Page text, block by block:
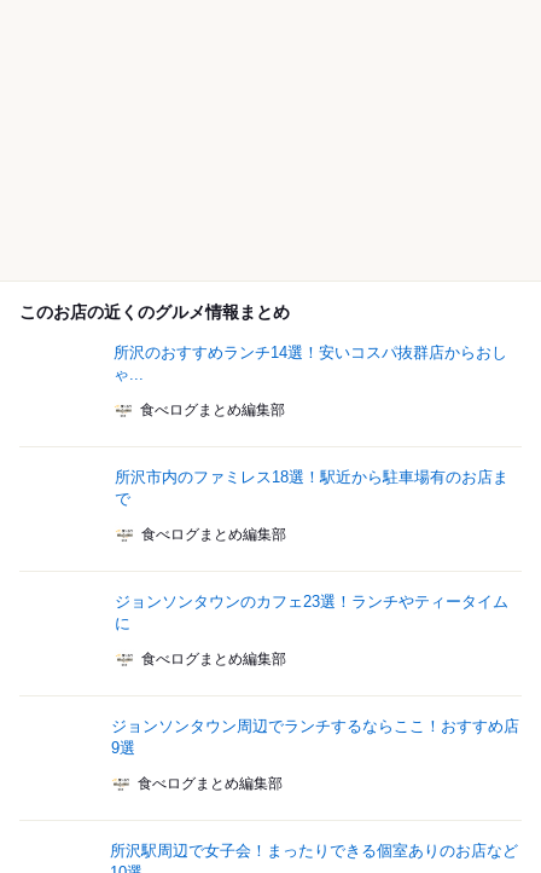
このお店の近くのグルメ情報まとめ
所沢のおすすめランチ14選！安いコスパ抜群店からおし
ゃ...
食べログまとめ編集部
所沢市内のファミレス18選！駅近から駐車場有のお店ま
で
食べログまとめ編集部
ジョンソンタウンのカフェ23選！ランチやティータイム
に
食べログまとめ編集部
ジョンソンタウン周辺でランチするならここ！おすすめ店
9選
食べログまとめ編集部
所沢駅周辺で女子会！まったりできる個室ありのお店など